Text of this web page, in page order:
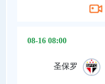
08-16 08:00
圣保罗